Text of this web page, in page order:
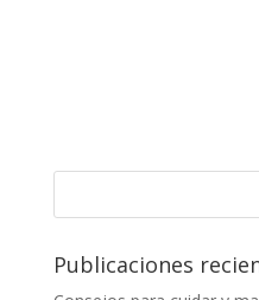
Publicaciones